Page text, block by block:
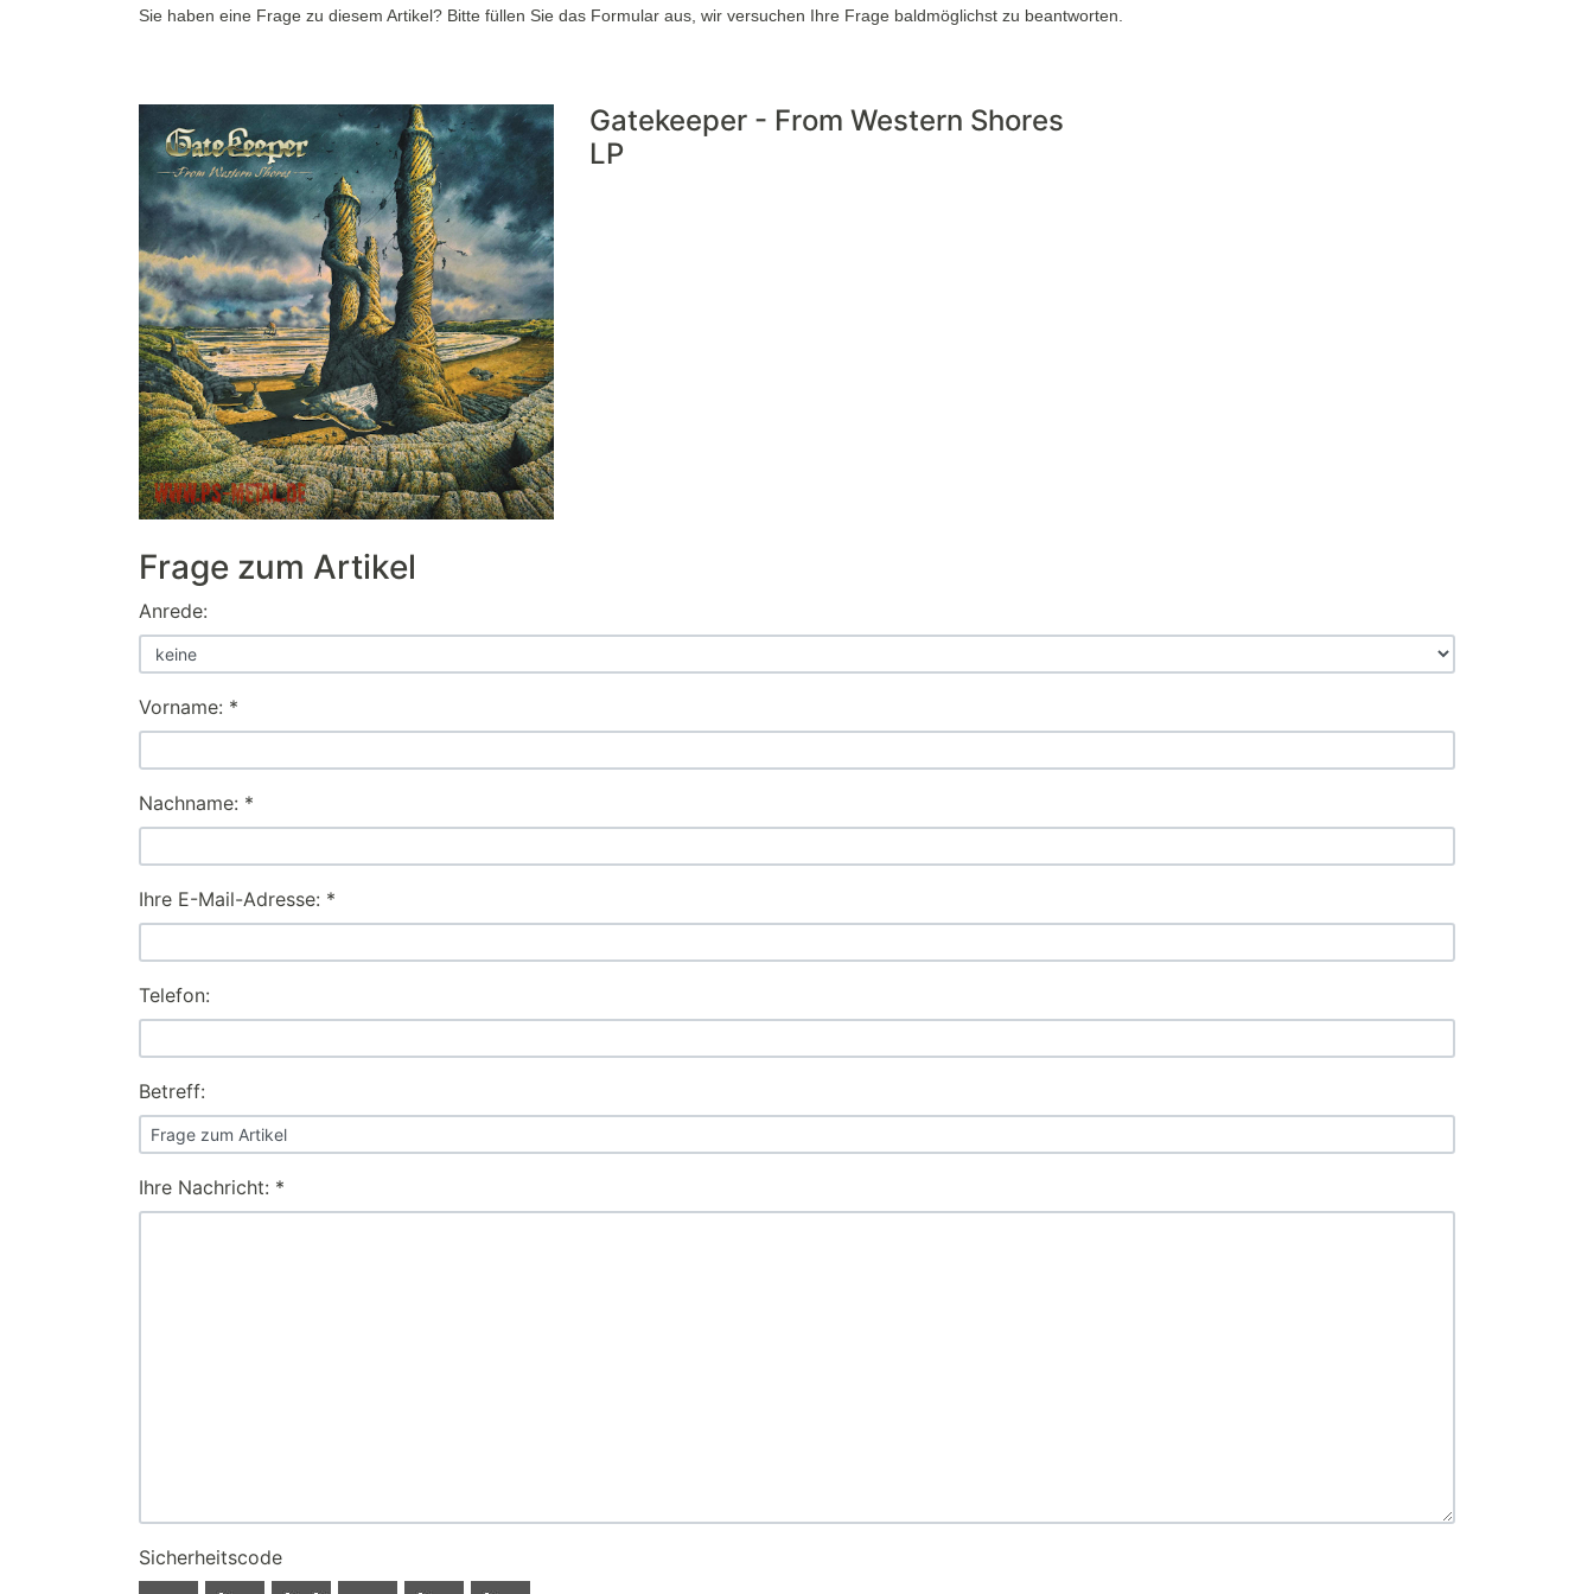
Sie haben eine Frage zu diesem Artikel? Bitte füllen Sie das Formular aus, wir versuchen Ihre Frage baldmöglichst zu beantworten.
Gatekeeper - From Western Shores
LP
Frage zum Artikel
Anrede:
Vorname: *
Nachname: *
Ihre E-Mail-Adresse: *
Telefon:
Betreff:
Ihre Nachricht: *
Sicherheitscode